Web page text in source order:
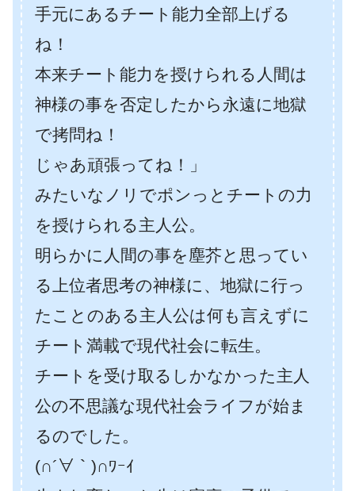
手元にあるチート能力全部上げる
ね！
本来チート能力を授けられる人間は
神様の事を否定したから永遠に地獄
で拷問ね！
じゃあ頑張ってね！」
みたいなノリでポンっとチートの力
を授けられる主人公。
明らかに人間の事を塵芥と思ってい
る上位者思考の神様に、地獄に行っ
たことのある主人公は何も言えずに
チート満載で現代社会に転生。
チートを受け取るしかなかった主人
公の不思議な現代社会ライフが始ま
るのでした。
(∩´∀｀)∩ﾜｰｲ